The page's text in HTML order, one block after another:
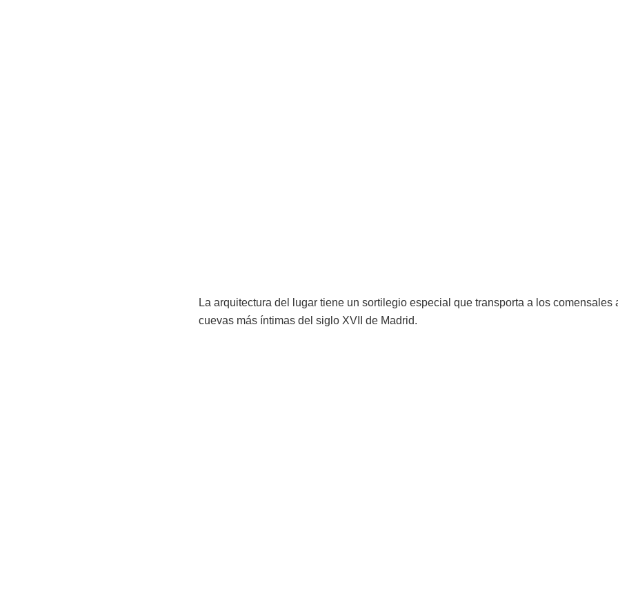
La arquitectura del lugar tiene un sortilegio especial que transporta a los comensales
cuevas más íntimas del siglo XVII de Madrid.